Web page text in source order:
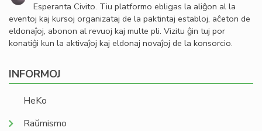
Esperanta Civito. Tiu platformo ebligas la aliĝon al la
eventoj kaj kursoj organizataj de la paktintaj establoj, aĉeton de
eldonaĵoj, abonon al revuoj kaj multe pli. Vizitu ĝin tuj por
konatiĝi kun la aktivaĵoj kaj eldonaj novaĵoj de la konsorcio.
INFORMOJ
HeKo
Raŭmismo